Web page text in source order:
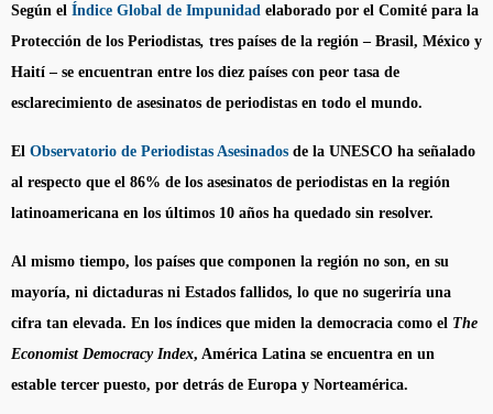
Según el Índice Global de Impunidad elaborado por el Comité para la
Protección de los Periodistas, tres países de la región – Brasil, México y
Haití – se encuentran entre los diez países con peor tasa de
esclarecimiento de asesinatos de periodistas en todo el mundo.
El Observatorio de Periodistas Asesinados de la UNESCO ha señalado
al respecto que el 86% de los asesinatos de periodistas en la región
latinoamericana en los últimos 10 años ha quedado sin resolver.
Al mismo tiempo, los países que componen la región no son, en su
mayoría, ni dictaduras ni Estados fallidos, lo que no sugeriría una
cifra tan elevada. En los índices que miden la democracia como el The
Economist Democracy Index, América Latina se encuentra en un
estable tercer puesto, por detrás de Europa y Norteamérica.